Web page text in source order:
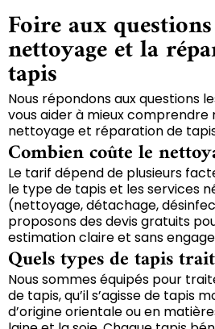
Foire aux
nettoyage et la
tapis
Nous répondons aux questions
vous aider à mieux comprendre
nettoyage et réparation de
Combien coûte le
Le tarif dépend de plusieurs
le type de tapis et les services
(nettoyage, détachage,
proposons des devis gratuits
estimation claire et sans
Quels types de tapis
Nous sommes équipés pour
de tapis, qu’il s’agisse de tapis
d’origine orientale ou en